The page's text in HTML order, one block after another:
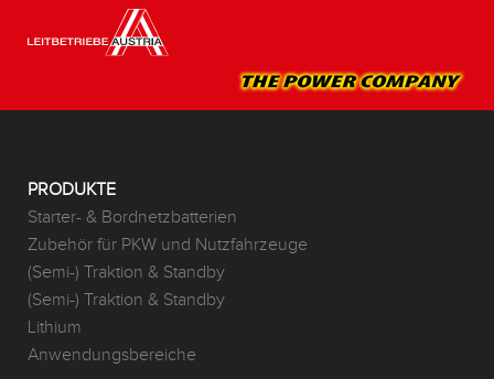
PRODUKTE
Starter- & Bordnetzbatterien
Zubehör für PKW und Nutzfahrzeuge
(Semi-) Traktion & Standby
(Semi-) Traktion & Standby
Lithium
Anwendungsbereiche